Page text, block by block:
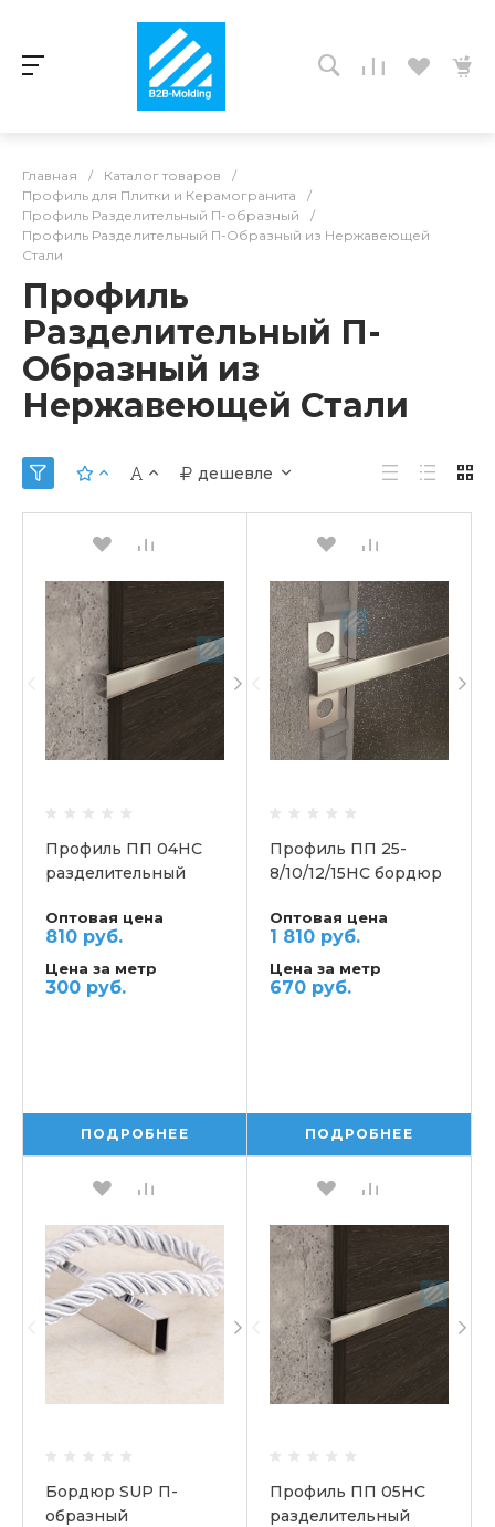
Главная / Каталог товаров
/
Профиль для Плитки и Керамогранита
/
Профиль Разделительный П-образный
/
Профиль Разделительный П-Образный из Нержавеющей
Стали
Профиль
Разделительный П-
Образный из
Нержавеющей Стали
дешевле
Профиль ПП 04НС
разделительный
Оптовая цена
810 руб.
Цена за метр
300 руб.
ПОДРОБНЕЕ
Профиль ПП 25-
8/10/12/15НС бордюр
Оптовая цена
1 810 руб.
Цена за метр
670 руб.
ПОДРОБНЕЕ
Бордюр SUP П-
образный
Профиль ПП 05НС
разделительный